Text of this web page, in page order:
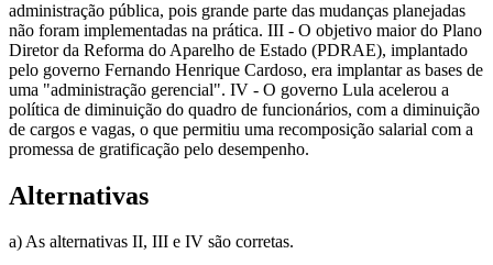
administração pública, pois grande parte das mudanças planejadas
não foram implementadas na prática. III - O objetivo maior do Plano
Diretor da Reforma do Aparelho de Estado (PDRAE), implantado
pelo governo Fernando Henrique Cardoso, era implantar as bases de
uma "administração gerencial". IV - O governo Lula acelerou a
política de diminuição do quadro de funcionários, com a diminuição
de cargos e vagas, o que permitiu uma recomposição salarial com a
promessa de gratificação pelo desempenho.
Alternativas
a) As alternativas II, III e IV são corretas.